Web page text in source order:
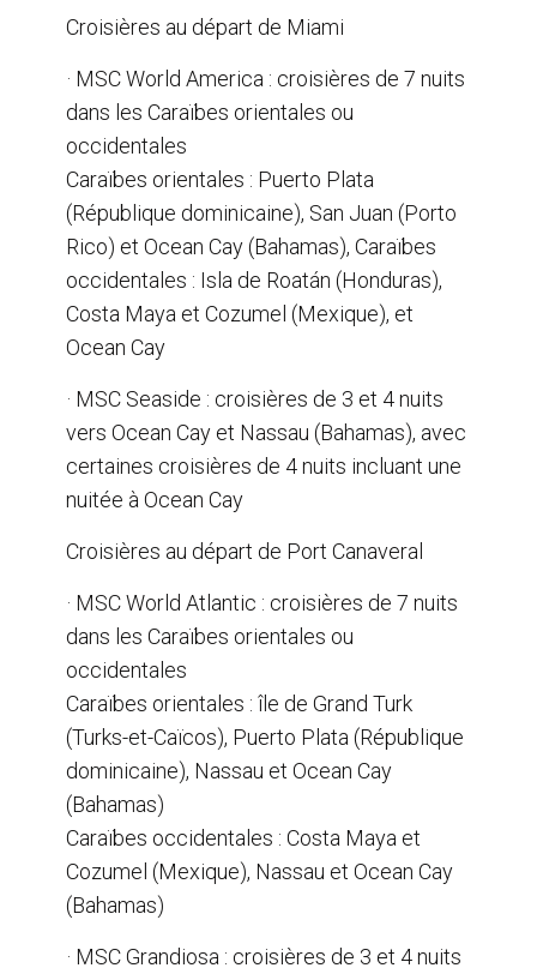
Croisières au départ de Miami
· MSC World America : croisières de 7 nuits
dans les Caraïbes orientales ou
occidentales
Caraïbes orientales : Puerto Plata
(République dominicaine), San Juan (Porto
Rico) et Ocean Cay (Bahamas), Caraïbes
occidentales : Isla de Roatán (Honduras),
Costa Maya et Cozumel (Mexique), et
Ocean Cay
· MSC Seaside : croisières de 3 et 4 nuits
vers Ocean Cay et Nassau (Bahamas), avec
certaines croisières de 4 nuits incluant une
nuitée à Ocean Cay
Croisières au départ de Port Canaveral
· MSC World Atlantic : croisières de 7 nuits
dans les Caraïbes orientales ou
occidentales
Caraïbes orientales : île de Grand Turk
(Turks-et-Caïcos), Puerto Plata (République
dominicaine), Nassau et Ocean Cay
(Bahamas)
Caraïbes occidentales : Costa Maya et
Cozumel (Mexique), Nassau et Ocean Cay
(Bahamas)
· MSC Grandiosa : croisières de 3 et 4 nuits